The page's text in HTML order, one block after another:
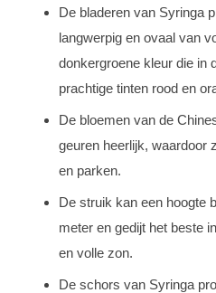
De bladeren van Syringa
langwerpig en ovaal van
donkergroene kleur die in
prachtige tinten rood en
De bloemen van de
geuren heerlijk, waardoor
en parken.
De struik kan een hoogte
meter en gedijt het beste
en volle zon.
De schors van Syringa